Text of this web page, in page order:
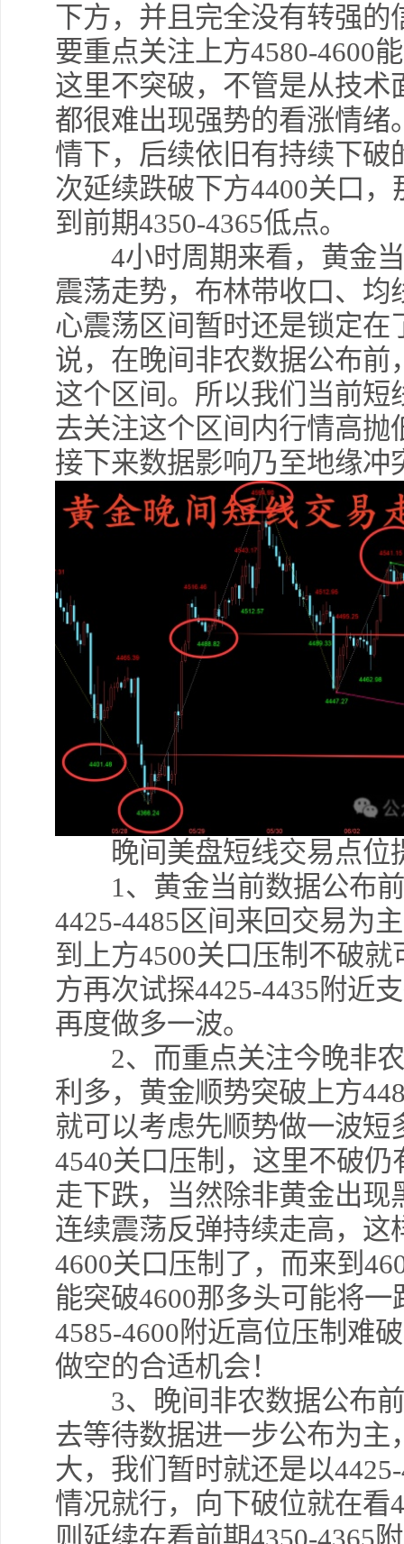
下方，并且完全没有转强
要重点关注上方4580-4600
这里不突破，不管是从技
都很难出现强势的看涨情
情下，后续依旧有持续下
次延续跌破下方4400关口
到前期4350-4365低点。
4小时周期来看，黄金当
震荡走势，布林带收口、
心震荡区间暂时还是锁定
说，在晚间非农数据公布
这个区间。所以我们当前
去关注这个区间内行情高
接下来数据影响乃至地缘冲
晚间美盘短线交易点位
1、黄金当前数据公布前
4425-4485区间来回交易为
到上方4500关口压制不破
方再次试探4425-4435附近
再度做多一波。
2、而重点关注今晚非农
利多，黄金顺势突破上方
就可以考虑先顺势做一波短
4540关口压制，这里不破
走下跌，当然除非黄金出
连续震荡反弹持续走高，这
4600关口压制了，而来到
能突破4600那多头可能将
4585-4600附近高位压制难
做空的合适机会！
3、晚间非农数据公布前
去等待数据进一步公布为
大，我们暂时就还是以
情况就行，向下破位就在看